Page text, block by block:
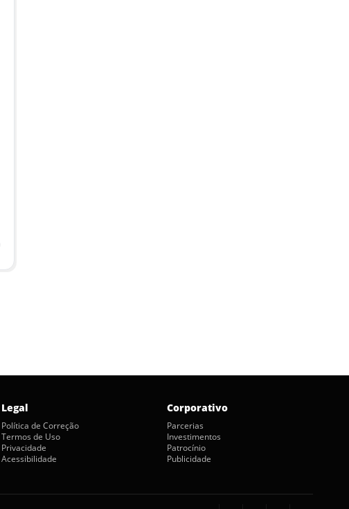
Legal
Política de Correção
Termos de Uso
Privacidade
Acessibilidade
Corporativo
Parcerias
Investimentos
Patrocínio
Publicidade